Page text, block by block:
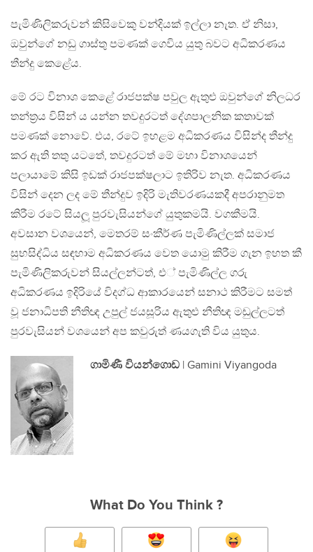
පැමිණිලිකරුවන් කිසිවෙකු වන්දියක් ඉල්ලා නැත. ඒ නිසා,
ඔවුන්ගේ නඩු ගාස්තු පමණක් ගෙවිය යුතු බවට අධිකරණය
තීන්දු කෙළේය.
මේ රට විනාශ කෙළේ රාජපක්ෂ පවුල ඇතුළු ඔවුන්ගේ නිලධර
තන්ත්‍රය විසින් ය යන්න තවදුරටත් දේශපාලනික කතාවක්
පමණක් නොවේ. එය, රටේ ඉහළම අධිකරණය විසින්ද තීන්දු
කර ඇති තතු යටතේ, තවදුරටත් මේ මහා විනාශයෙන්
පලායාමේ කිසි ඉඩක් රාජපක්ෂලාට ඉතිරිව නැත. අධිකරණය
විසින් දෙන ලද මේ තීන්දුව ඉදිරි මැතිවරණයකදී අපරානුමත
කිරීම රටේ සියලූ පුරවැසියන්ගේ යුතුකමයි. වගකීමයි.
අවසාන වශයෙන්, මෙතරම් සංකීර්ණ පැමිණිල්ලක් සමාජ
සුභසිද්ධිය සඳහාම අධිකරණය වෙත යොමු කිරීම ගැන ඉහත කී
පැමිණිලිකරුවන් සියල්ලන්ටත්, එ් පැමිණිල්ල ගරු
අධිකරණය ඉදිරියේ විදග්ධ ආකාරයෙන් සනාථ කිරීමට සමත්
වූ ජනාධිපති නීතිඥ උපුල් ජයසූරිය ඇතුළු නීතිඥ මඬුල්ලටත්
පුරවැසියන් වශයෙන් අප කවුරුත් ණයගැති විය යුතුය.
ගාමිණී වියන්ගොඩ | Gamini Viyangoda
What Do You Think ?